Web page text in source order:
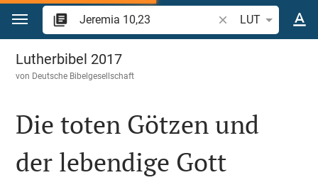
Zum Inhalt springen
Bibelstelle oder
LUT
Jeremia 10
Lutherbibel 2017
von Deutsche Bibelgesellschaft
Die toten Götzen und
der lebendige Gott